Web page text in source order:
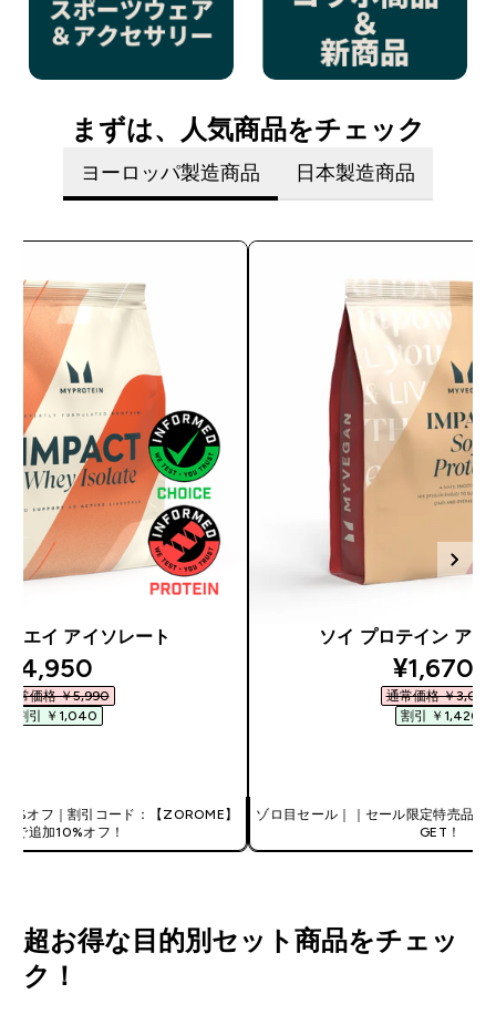
まずは、人気商品をチェック
ヨーロッパ製造商品 日本製造商品
エイ アイソレート
discounted price
¥4,950‎
通常価格 ￥5,990‎
割引 ￥1,040‎
オフ｜割引コード：【ZOROME】
で追加10%オフ！
ソイ プロテイン アイ
¥1,670‎
通常価格 ￥3,090‎
割引 ￥1,420‎
ゾロ目セール｜｜セール限定特売品！
GET！
超お得な目的別セット商品をチェッ
ク！